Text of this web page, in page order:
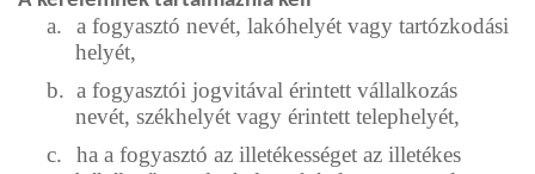
a.
a fogyasztó nevét, lakóhelyét vagy tartózkodási
helyét,
b. a fogyasztói jogvitával érintett vállalkozás
nevét, székhelyét vagy érintett telephelyét,
c.
ha a fogyasztó az illetékességet az illetékes